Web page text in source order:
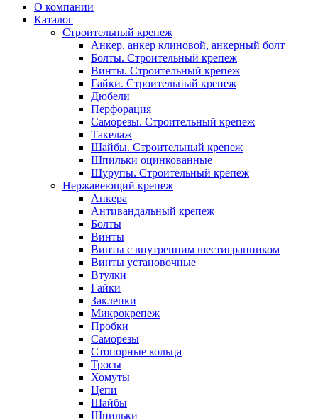
О компании
Каталог
Строительный крепеж
Анкер, анкер клиновой, анкерный болт
Болты. Строительный крепеж
Винты. Строительный крепеж
Гайки. Строительный крепеж
Дюбели
Перфорация
Саморезы. Строительный крепеж
Такелаж
Шайбы. Строительный крепеж
Шпильки оцинкованные
Шурупы. Строительный крепеж
Нержавеющий крепеж
Анкера
Антивандальный крепеж
Болты
Винты
Винты с внутренним шестигранником
Винты установочные
Втулки
Гайки
Заклепки
Микрокрепеж
Пробки
Саморезы
Стопорные кольца
Тросы
Хомуты
Цепи
Шайбы
Шпильки